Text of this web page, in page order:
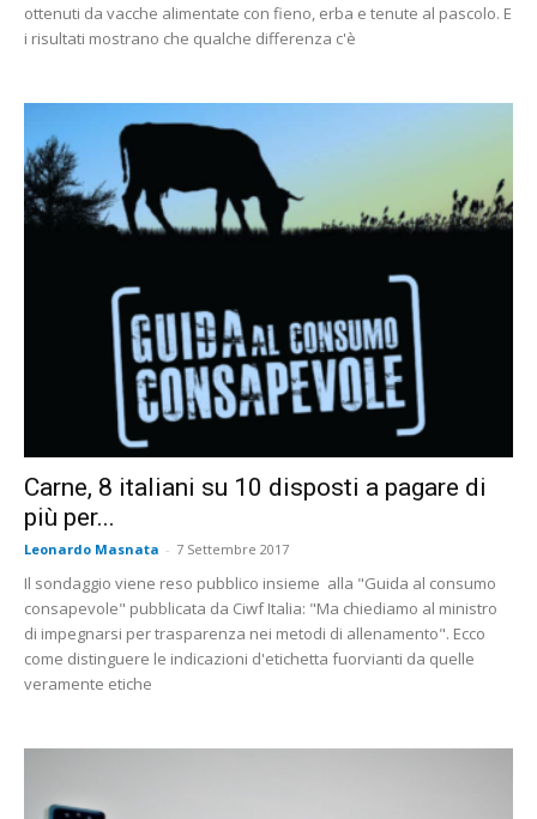
ottenuti da vacche alimentate con fieno, erba e tenute al pascolo. E
i risultati mostrano che qualche differenza c'è
Carne, 8 italiani su 10 disposti a pagare di
più per...
Leonardo Masnata - 7 Settembre 2017
Il sondaggio viene reso pubblico insieme alla "Guida al consumo
consapevole" pubblicata da Ciwf Italia: "Ma chiediamo al ministro
di impegnarsi per trasparenza nei metodi di allenamento". Ecco
come distinguere le indicazioni d'etichetta fuorvianti da quelle
veramente etiche